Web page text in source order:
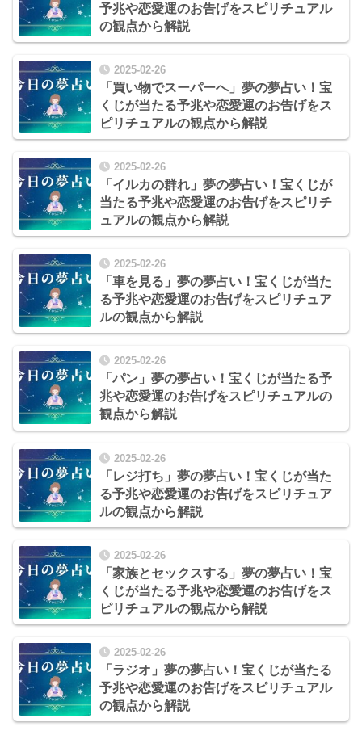
予兆や恋愛運のお告げをスピリチュアル
の観点から解説
2025-02-26
「買い物でスーパーへ」夢の夢占い！宝
くじが当たる予兆や恋愛運のお告げをス
ピリチュアルの観点から解説
2025-02-26
「イルカの群れ」夢の夢占い！宝くじが
当たる予兆や恋愛運のお告げをスピリチ
ュアルの観点から解説
2025-02-26
「車を見る」夢の夢占い！宝くじが当た
る予兆や恋愛運のお告げをスピリチュア
ルの観点から解説
2025-02-26
「パン」夢の夢占い！宝くじが当たる予
兆や恋愛運のお告げをスピリチュアルの
観点から解説
2025-02-26
「レジ打ち」夢の夢占い！宝くじが当た
る予兆や恋愛運のお告げをスピリチュア
ルの観点から解説
2025-02-26
「家族とセックスする」夢の夢占い！宝
くじが当たる予兆や恋愛運のお告げをス
ピリチュアルの観点から解説
2025-02-26
「ラジオ」夢の夢占い！宝くじが当たる
予兆や恋愛運のお告げをスピリチュアル
の観点から解説